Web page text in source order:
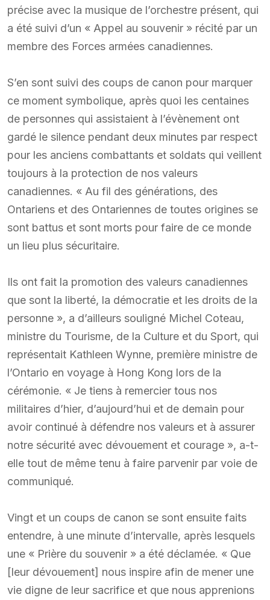
précise avec la musique de l’orchestre présent, qui
a été suivi d’un « Appel au souvenir » récité par un
membre des Forces armées canadiennes.
S’en sont suivi des coups de canon pour marquer
ce moment symbolique, après quoi les centaines
de personnes qui assistaient à l’évènement ont
gardé le silence pendant deux minutes par respect
pour les anciens combattants et soldats qui veillent
toujours à la protection de nos valeurs
canadiennes. « Au fil des générations, des
Ontariens et des Ontariennes de toutes origines se
sont battus et sont morts pour faire de ce monde
un lieu plus sécuritaire.
Ils ont fait la promotion des valeurs canadiennes
que sont la liberté, la démocratie et les droits de la
personne », a d’ailleurs souligné Michel Coteau,
ministre du Tourisme, de la Culture et du Sport, qui
représentait Kathleen Wynne, première ministre de
l’Ontario en voyage à Hong Kong lors de la
cérémonie. « Je tiens à remercier tous nos
militaires d’hier, d’aujourd’hui et de demain pour
avoir continué à défendre nos valeurs et à assurer
notre sécurité avec dévouement et courage », a-t-
elle tout de même tenu à faire parvenir par voie de
communiqué.
Vingt et un coups de canon se sont ensuite faits
entendre, à une minute d’intervalle, après lesquels
une « Prière du souvenir » a été déclamée. « Que
[leur dévouement] nous inspire afin de mener une
vie digne de leur sacrifice et que nous apprenions